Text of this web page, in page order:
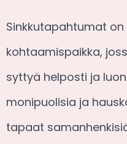
Sinkkutapahtumat on
kohtaamispaikka,
syttyä helposti ja
monipuolisia ja
tapaat